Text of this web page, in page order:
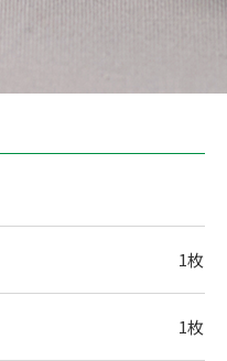
1枚
1枚